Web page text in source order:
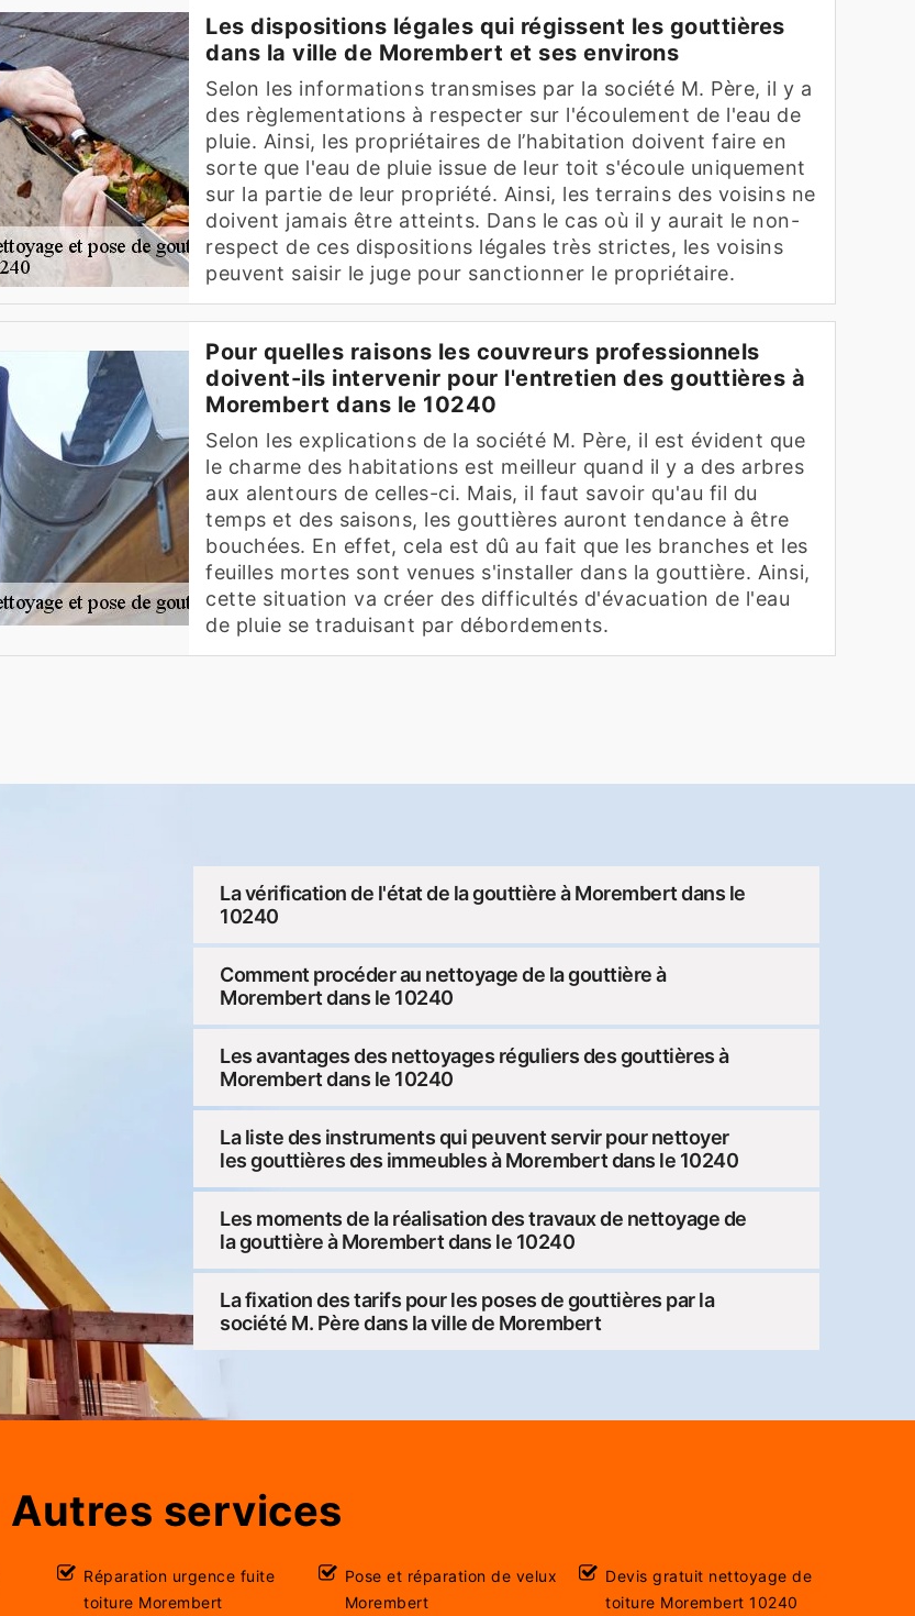
Les dispositions légales qui régissent les gouttières
dans la ville de Morembert et ses environs
Selon les informations transmises par la société M. Père, il y a
des règlementations à respecter sur l'écoulement de l'eau de
pluie. Ainsi, les propriétaires de l’habitation doivent faire en
sorte que l'eau de pluie issue de leur toit s'écoule uniquement
sur la partie de leur propriété. Ainsi, les terrains des voisins ne
doivent jamais être atteints. Dans le cas où il y aurait le non-
respect de ces dispositions légales très strictes, les voisins
peuvent saisir le juge pour sanctionner le propriétaire.
Pour quelles raisons les couvreurs professionnels
doivent-ils intervenir pour l'entretien des gouttières à
Morembert dans le 10240
Selon les explications de la société M. Père, il est évident que
le charme des habitations est meilleur quand il y a des arbres
aux alentours de celles-ci. Mais, il faut savoir qu'au fil du
temps et des saisons, les gouttières auront tendance à être
bouchées. En effet, cela est dû au fait que les branches et les
feuilles mortes sont venues s'installer dans la gouttière. Ainsi,
cette situation va créer des difficultés d'évacuation de l'eau
de pluie se traduisant par débordements.
La vérification de l'état de la gouttière à Morembert dans le
10240
Comment procéder au nettoyage de la gouttière à
Morembert dans le 10240
Les avantages des nettoyages réguliers des gouttières à
Morembert dans le 10240
La liste des instruments qui peuvent servir pour nettoyer
les gouttières des immeubles à Morembert dans le 10240
Les moments de la réalisation des travaux de nettoyage de
la gouttière à Morembert dans le 10240
La fixation des tarifs pour les poses de gouttières par la
société M. Père dans la ville de Morembert
Autres services
Réparation urgence fuite
toiture Morembert
Pose et réparation de velux
Morembert
Devis gratuit nettoyage de
toiture Morembert 10240